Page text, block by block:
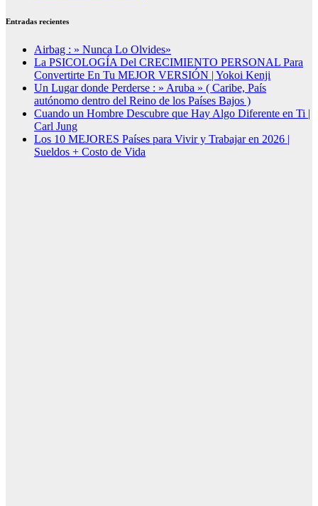
Entradas recientes
Airbag : » Nunca Lo Olvides»
La PSICOLOGÍA Del CRECIMIENTO PERSONAL Para
Convertirte En Tu MEJOR VERSIÓN | Yokoi Kenji
Un Lugar donde Perderse : » Aruba » ( Caribe, País
autónomo dentro del Reino de los Países Bajos )
Cuando un Hombre Descubre que Hay Algo Diferente en Ti |
Carl Jung
Los 10 MEJORES Países para Vivir y Trabajar en 2026 |
Sueldos + Costo de Vida